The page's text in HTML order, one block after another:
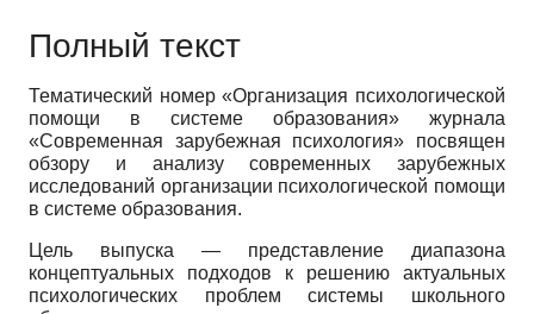
Полный текст
Тематический номер «Организация психологической
помощи в системе образования» журнала
«Современная зарубежная психология» посвящен
обзору и анализу современных зарубежных
исследований организации психологической помощи
в системе образования.
Цель выпуска — представление диапазона
концептуальных подходов к решению актуальных
психологических проблем системы школьного